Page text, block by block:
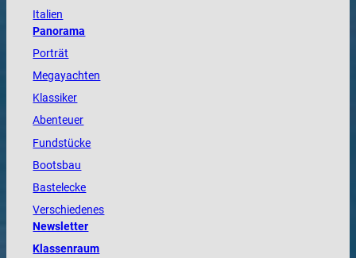
Italien
Panorama
Porträt
Megayachten
Klassiker
Abenteuer
Fundstücke
Bootsbau
Bastelecke
Verschiedenes
Newsletter
Klassenraum